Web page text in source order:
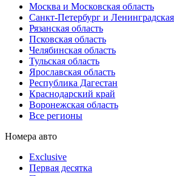
Москва и Московская область
Санкт-Петербург и
Рязанская область
Псковская область
Челябинская область
Тульская область
Ярославская область
Республика Дагестан
Краснодарский край
Воронежская область
Все регионы
Номера авто
Exclusive
Первая десятка